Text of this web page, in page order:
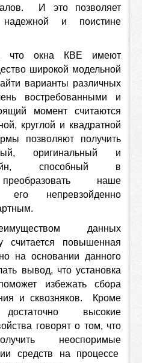
И это позволяет
надежной и поистине
что окна КВЕ имеют
широкой модельной
варианты различных
востребованными и
момент считаются
круглой и квадратной
позволяют получить
оригинальный и
способный в
преобразовать наше
непревзойденно
данных
считается повышенная
на основании данного
вывод, что установка
избежать сбора
и сквозняков. Кроме
высокие
говорят о том, что
неоспоримые
средств на процессе